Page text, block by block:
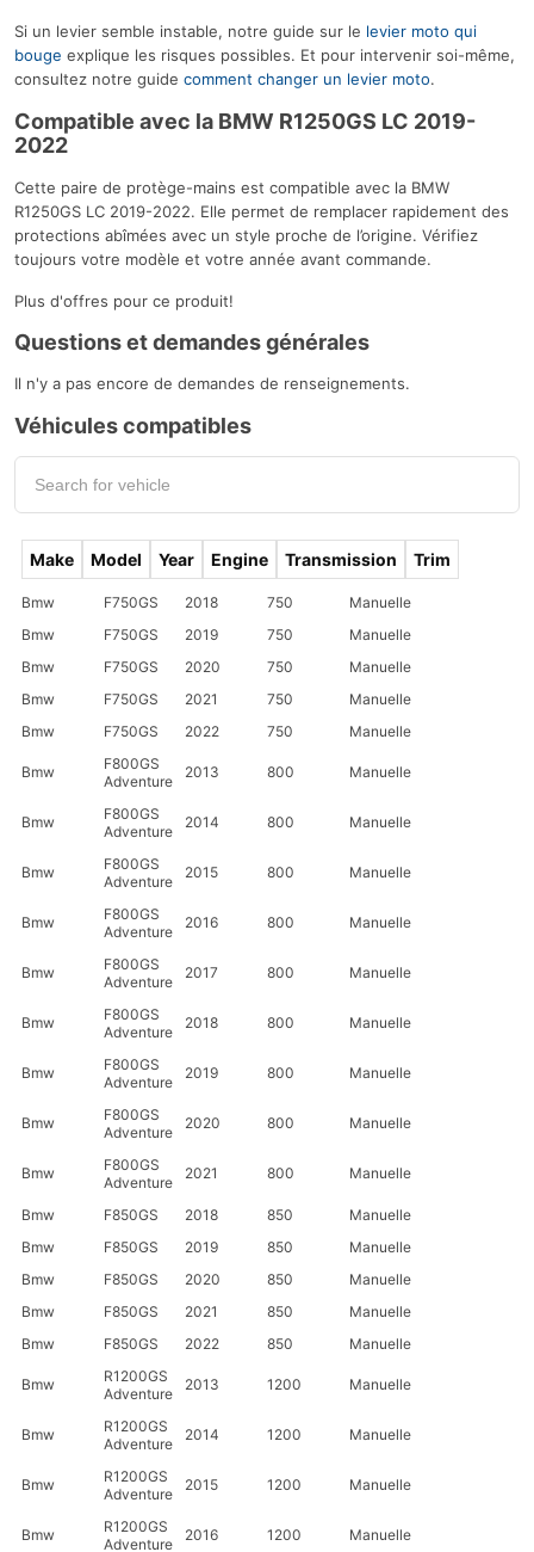
Si un levier semble instable, notre guide sur le levier moto qui
bouge explique les risques possibles. Et pour intervenir soi-même,
consultez notre guide comment changer un levier moto.
Compatible avec la BMW R1250GS LC 2019-
2022
Cette paire de protège-mains est compatible avec la BMW
R1250GS LC 2019-2022. Elle permet de remplacer rapidement des
protections abîmées avec un style proche de l’origine. Vérifiez
toujours votre modèle et votre année avant commande.
Plus d'offres pour ce produit!
Questions et demandes générales
Il n'y a pas encore de demandes de renseignements.
Véhicules compatibles
Make Model Year Engine Transmission Trim
Bmw F750GS 2018 750
Manuelle
Bmw
F750GS 2019 750
Manuelle
Bmw
F750GS 2020 750
Manuelle
Bmw
F750GS 2021 750
Manuelle
Bmw
F750GS 2022 750 Manuelle
Bmw
F800GS
Adventure
2013 800 Manuelle
Bmw
F800GS
Adventure
2014 800 Manuelle
Bmw
F800GS
Adventure
2015 800 Manuelle
Bmw
F800GS
Adventure
2016 800 Manuelle
Bmw
F800GS
Adventure
2017 800 Manuelle
Bmw
F800GS
Adventure
2018 800 Manuelle
Bmw
F800GS
Adventure
2019 800 Manuelle
Bmw
F800GS
Adventure
2020 800 Manuelle
Bmw
F800GS
Adventure
2021 800 Manuelle
Bmw F850GS 2018 850
Manuelle
Bmw
F850GS 2019 850
Manuelle
Bmw
F850GS 2020 850
Manuelle
Bmw
F850GS 2021 850
Manuelle
Bmw
F850GS 2022 850 Manuelle
Bmw
R1200GS
Adventure
2013 1200 Manuelle
Bmw
R1200GS
Adventure
2014 1200 Manuelle
Bmw
R1200GS
Adventure
2015 1200 Manuelle
Bmw
R1200GS
Adventure
2016 1200 Manuelle